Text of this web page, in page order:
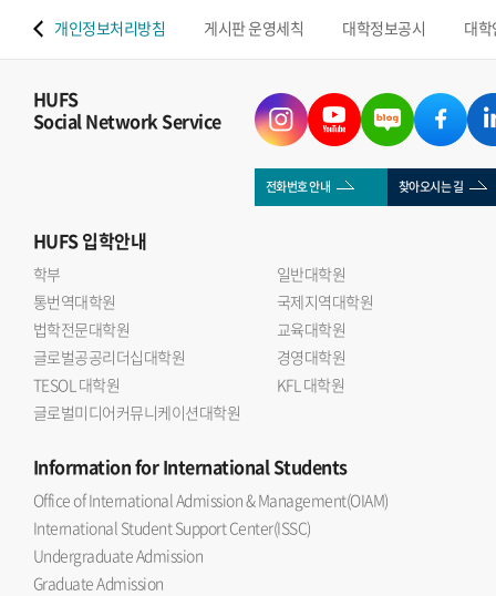
개인정보처리방침 게시판 운영세칙 대학정보공시 대
HUFS
Social Network Service
전화번호 안내 찾아오시는 길
HUFS입학안내
학부
일반대학원
통번역대학원
국제지역대학원
법학전문대학원
교육대학원
글로벌공공리더십대학원
경영대학원
TESOL 대학원
KFL 대학원
글로벌미디어커뮤니케이션대학원
Informationfor International Students
Office of International Admission & Management(OIAM)
International Student Support Center(ISSC)
Undergraduate Admission
Graduate Admission